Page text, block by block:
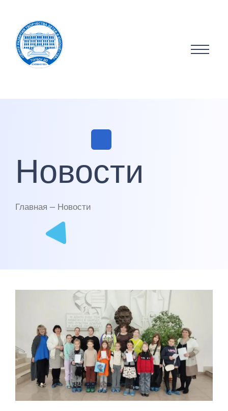
Новости
Главная — Новости